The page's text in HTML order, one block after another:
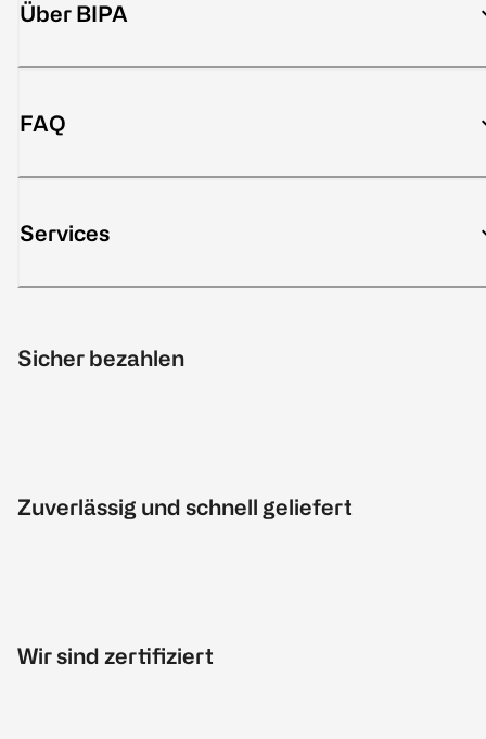
Über BIPA
FAQ
Services
Sicher bezahlen
Zuverlässig und schnell geliefert
Wir sind zertifiziert